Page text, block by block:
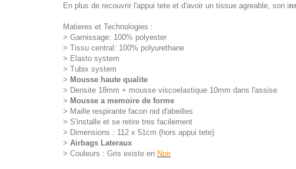
En plus de recouvrir l'appui tete et d'avoir un tissue agreable, son i
Matieres et Technologies :
> Garnissage: 100% polyester
> Tissu central: 100% polyurethane
> Elasto system
> Tubix system
> Mousse haute qualite
> Densite 18mm + mousse viscoelastique 10mm dans l'assise
> Mousse a memoire de forme
> Maille respirante facon nid d'abeilles
> S'installe et se retire tres facilement
> Dimensions : 112 x 51cm (hors appui tete)
> Airbags Lateraux
> Couleurs : Gris existe en Noir